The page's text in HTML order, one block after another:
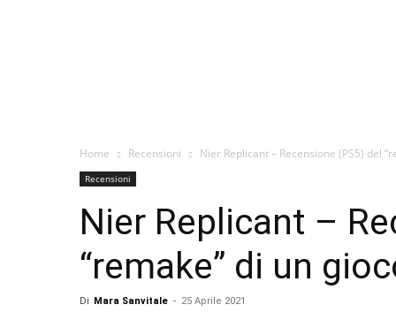
Home Recensioni Nier Replicant – Recensione (PS5) del
Recensioni
Nier Replicant –
“remake” di un
Di Mara Sanvitale - 25 Aprile 2021